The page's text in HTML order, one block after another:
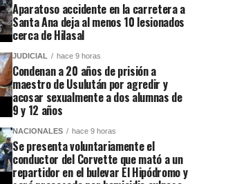
Aparatoso accidente en la carretera a
Santa Ana deja al menos 10 lesionados
cerca de Hilasal
JUDICIAL hace 9 horas
Condenan a 20 años de prisión a
maestro de Usulután por agredir y
acosar sexualmente a dos alumnas de
9 y 12 años
NACIONALES hace 9 horas
Se presenta voluntariamente el
conductor del Corvette que mató a un
repartidor en el bulevar El Hipódromo y